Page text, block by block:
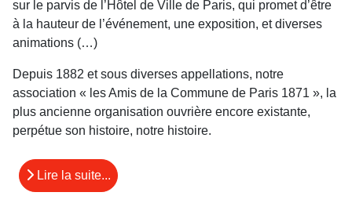
sur le parvis de l’Hôtel de Ville de Paris, qui promet d’être
à la hauteur de l’événement, une exposition, et diverses
animations (…)
Depuis 1882 et sous diverses appellations, notre
association « les Amis de la Commune de Paris 1871 », la
plus ancienne organisation ouvrière encore existante,
perpétue son histoire, notre histoire.
Lire la suite...